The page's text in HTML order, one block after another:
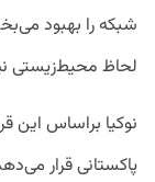
شبکه را بهبود
لحاظ محیط‌زیستی
پاکستانی قرار